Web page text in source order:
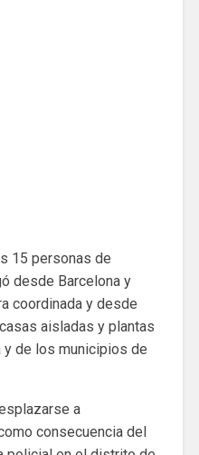
15 personas de
desde Barcelona y
coordinada y desde
aisladas y plantas
y de los municipios de
a
consecuencia del